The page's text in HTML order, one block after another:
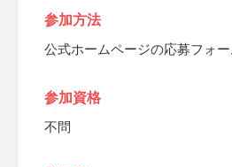
参加方法
公式ホームページの応募フォ
参加資格
不問